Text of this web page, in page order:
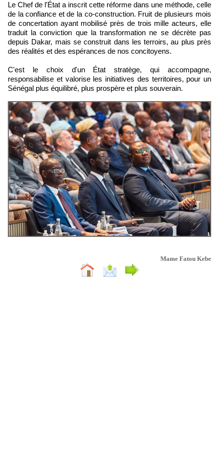
Le Chef de l'État a inscrit cette réforme dans une méthode, celle
de la confiance et de la co-construction. Fruit de plusieurs mois
de concertation ayant mobilisé près de trois mille acteurs, elle
traduit la conviction que la transformation ne se décrète pas
depuis Dakar, mais se construit dans les terroirs, au plus près
des réalités et des espérances de nos concitoyens.
C'est le choix d'un État stratège, qui accompagne,
responsabilise et valorise les initiatives des territoires, pour un
Sénégal plus équilibré, plus prospère et plus souverain.
Mame Fatou Kebe